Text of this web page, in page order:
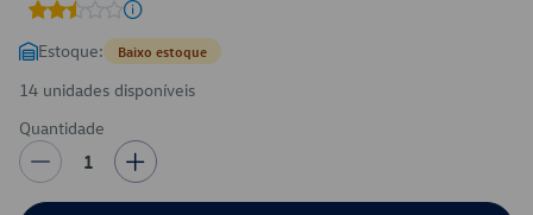
Estoque: Baixo estoque
14 unidades disponíveis
Quantidade
1